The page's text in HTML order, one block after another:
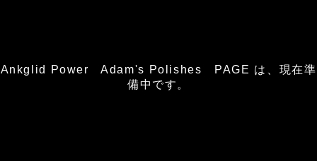
Ankglid Power Adam's Polishes PAGE は、現在準
備中です。